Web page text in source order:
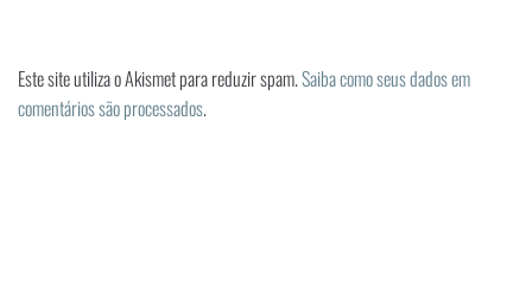
Este site utiliza o Akismet para reduzir spam.Saiba como seus dados em
comentários são processados.